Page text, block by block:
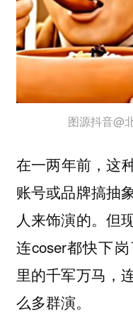
图源抖音@
在一两年前，这
账号或品牌搞抽
人来饰演的。但
连coser都快下
里的千军万马，
么多群演。